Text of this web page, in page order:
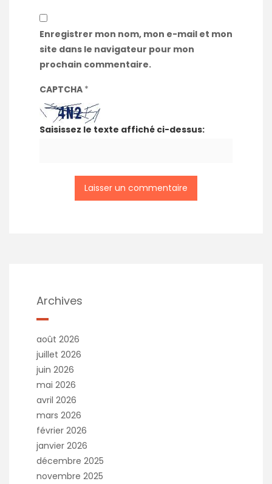
Enregistrer mon nom, mon e-mail et mon
site dans le navigateur pour mon
prochain commentaire.
CAPTCHA *
Saisissez le texte affiché ci-dessus:
Archives
août 2026
juillet 2026
juin 2026
mai 2026
avril 2026
mars 2026
février 2026
janvier 2026
décembre 2025
novembre 2025